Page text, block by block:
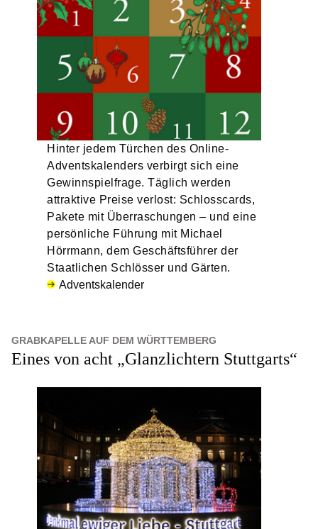
Hinter jedem Türchen des Online-
Adventskalenders verbirgt sich eine
Gewinnspielfrage. Täglich werden
attraktive Preise verlost: Schlosscards,
Pakete mit Überraschungen – und eine
persönliche Führung mit Michael
Hörrmann, dem Geschäftsführer der
Staatlichen Schlösser und Gärten.
Adventskalender
GRABKAPELLE AUF DEM WÜRTTEMBERG
Eines von acht „Glanzlichtern Stuttgarts“